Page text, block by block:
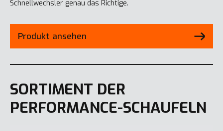
Schnellwechsler genau das Richtige.
Produkt ansehen
SORTIMENT DER
PERFORMANCE-SCHAUFELN